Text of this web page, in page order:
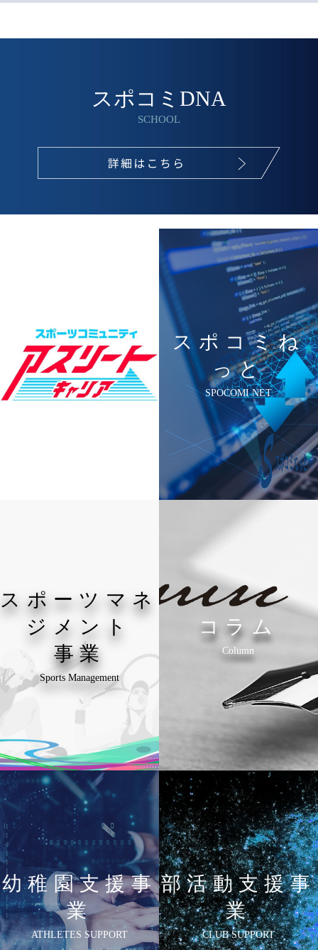
スポコミDNA
SCHOOL
スポコミね
っと
SPOCOMI NET
スポーツマネ
ジメント
事業
Sports Management
コラム
Column
幼稚園支援事
業
ATHLETES SUPPORT
部活動支援事
業
CLUB SUPPORT